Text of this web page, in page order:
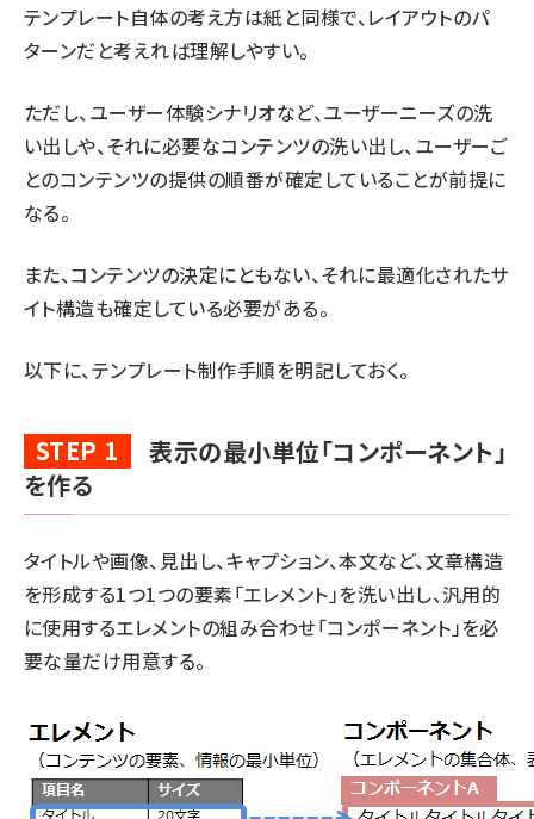
テンプレート自体の考え方は紙と同様で、レイアウトのパ
ターンだと考えれば理解しやすい。
ただし、ユーザー体験シナリオなど、ユーザーニーズの洗
い出しや、それに必要なコンテンツの洗い出し、ユーザーご
とのコンテンツの提供の順番が確定していることが前提に
なる。
また、コンテンツの決定にともない、それに最適化されたサ
イト構造も確定している必要がある。
以下に、テンプレート制作手順を明記しておく。
STEP 1
表示の最小単位「コンポーネント」
を作る
タイトルや画像、見出し、キャプション、本文など、文章構造
を形成する1つ1つの要素「エレメント」を洗い出し、汎用的
に使用するエレメントの組み合わせ「コンポーネント」を必
要な量だけ用意する。